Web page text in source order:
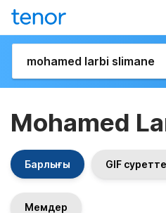
Mohamed
Барлығы GIF
Мемдер